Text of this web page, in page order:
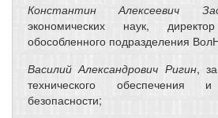
Константин Алексеевич
экономических наук,
обособленного подразделения
Василий Александрович Ригин,
технического обеспечения
безопасности;